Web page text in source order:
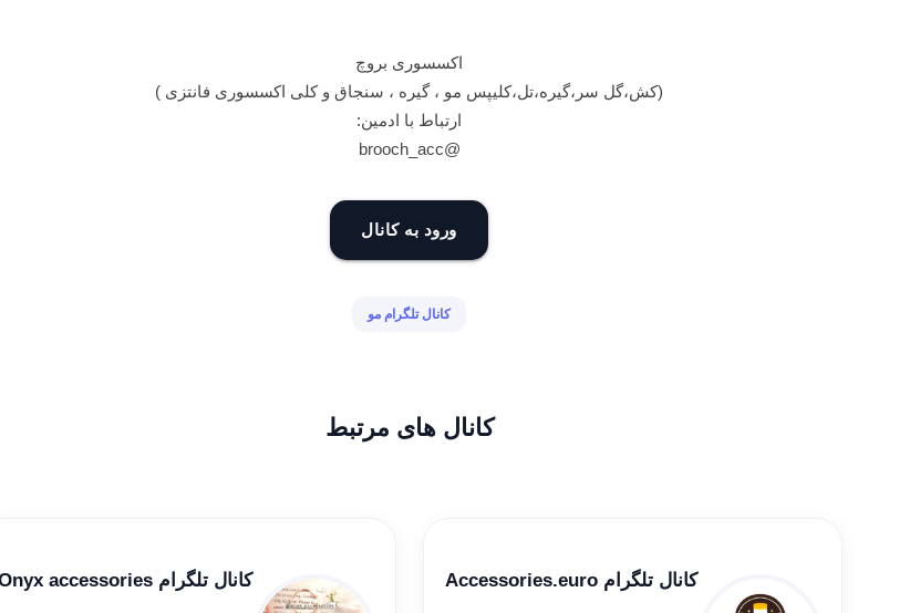
اکسسوری بروچ
(کش،گل سر،گیره،تل،کلیپس مو ، گیره ، سنجاق و کلی اکسسوری فانتزی )
ارتباط با ادمین:
@brooch_acc
ورود به کانال
کانال تلگرام مو
کانال های مرتبط
کانال تلگرام Accessories.euro کانال تلگرام Onyx accessories